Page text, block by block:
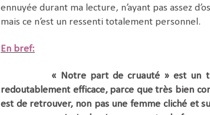
ennuyée durant ma lecture, n’ayant pas assez
mais ce n’est un ressenti totalement personnel.
En bref:
« Notre part de cruauté » est un
redoutablement efficace, parce que très bien
est de retrouver, non pas une femme cliché et